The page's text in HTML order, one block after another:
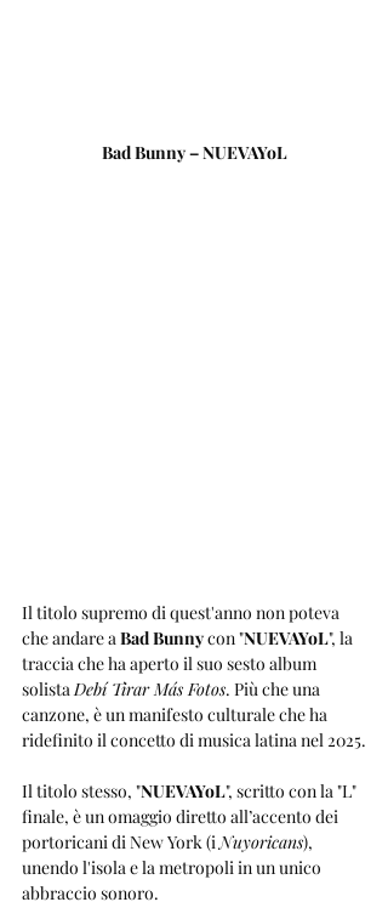
Bad Bunny – NUEVAYoL
Il titolo supremo di quest'anno non poteva
che andare a Bad Bunny con "NUEVAYoL", la
traccia che ha aperto il suo sesto album
solista Debí Tirar Más Fotos. Più che una
canzone, è un manifesto culturale che ha
ridefinito il concetto di musica latina nel 2025.
Il titolo stesso, "NUEVAYoL", scritto con la "L"
finale, è un omaggio diretto all’accento dei
portoricani di New York (i Nuyoricans),
unendo l'isola e la metropoli in un unico
abbraccio sonoro.